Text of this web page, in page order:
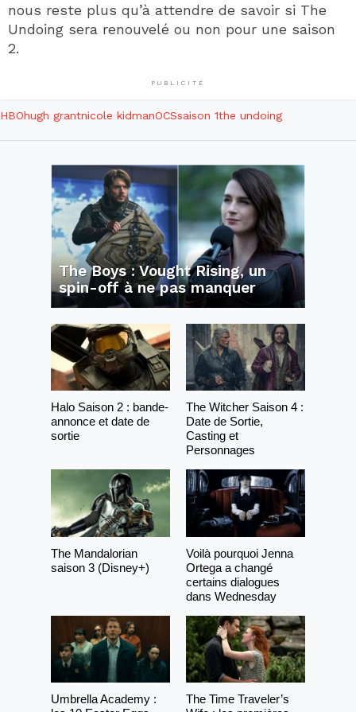
nous reste plus qu’à attendre de savoir si The
Undoing sera renouvelé ou non pour une saison
2.
PUBLICITÉ
HBOhugh grantnicole kidmanOCSsaison 1the undoing
The Boys : Vought Rising, un
spin-off à ne pas manquer
Halo Saison 2 : bande-
annonce et date de
sortie
The Witcher Saison 4 :
Date de Sortie,
Casting et
Personnages
The Mandalorian
saison 3 (Disney+)
Voilà pourquoi Jenna
Ortega a changé
certains dialogues
dans Wednesday
Umbrella Academy :
The Time Traveler’s